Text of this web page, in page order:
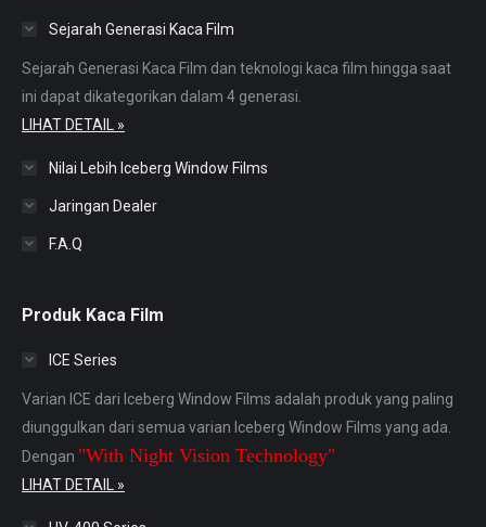
new
window
new
window
new
window
new
window
new
window
Sejarah Generasi Kaca Film
Sejarah Generasi Kaca Film dan teknologi kaca film hingga saat
ini dapat dikategorikan dalam 4 generasi.
LIHAT DETAIL »
Nilai Lebih Iceberg Window Films
Jaringan Dealer
F.A.Q
Produk Kaca Film
ICE Series
Varian ICE dari Iceberg Window Films adalah produk yang paling
diunggulkan dari semua varian Iceberg Window Films yang ada.
Dengan "With Night Vision Technology"
LIHAT DETAIL »